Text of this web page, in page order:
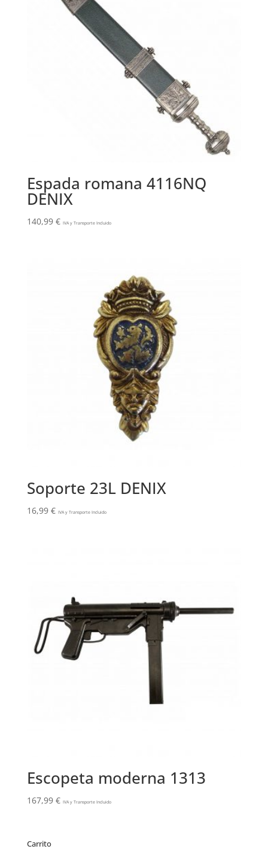
Espada romana 4116NQ
DENIX
140,99 € IVA y Transporte Incluido
Soporte 23L DENIX
16,99 € IVA y Transporte Incluido
Escopeta moderna 1313
167,99 € IVA y Transporte Incluido
Carrito